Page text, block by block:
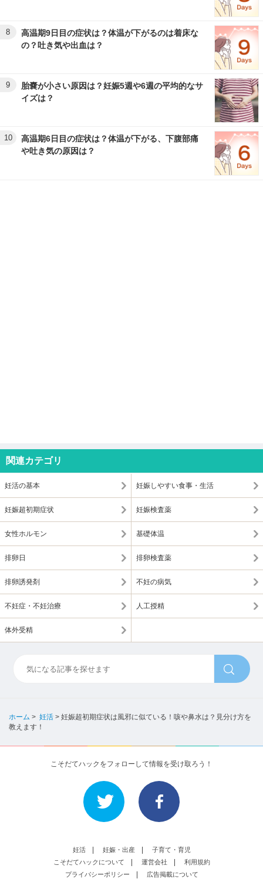
8
高温期9日目の症状は？体温が下がるのは着床な
の？吐き気や出血は？
9
胎嚢が小さい原因は？妊娠5週や6週の平均的なサ
イズは？
10
高温期6日目の症状は？体温が下がる、下腹部痛
や吐き気の原因は？
関連カテゴリ
妊活の基本 妊娠しやすい食事・生活
妊娠超初期症状 妊娠検査薬
女性ホルモン 基礎体温
排卵日 排卵検査薬
排卵誘発剤 不妊の病気
不妊症・不妊治療 人工授精
体外受精
ホーム > 妊活 > 妊娠超初期症状は風邪に似ている！咳や鼻水は？見分け方を
教えます！
こそだてハックをフォローして情報を受け取ろう！
妊活 妊娠・出産
子育て・育児
こそだてハックについて
運営会社
利用規約
プライバシーポリシー
広告掲載について